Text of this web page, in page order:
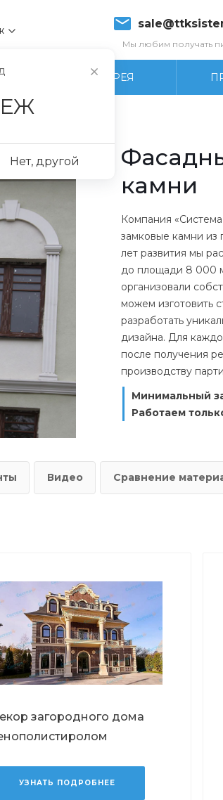
Мы любим получать
ФОТОГАЛЕРЕЯ
камни
Компания
замковые камни из
лет развития мы
до площади 8 000
организовали
можем изготовить
разработать
дизайна. Для
после получения
производству
Минимальный
Работаем
Видео Сравнение
загородного дома
УЗНАТЬ ПОДРОБНЕЕ
Нет, другой